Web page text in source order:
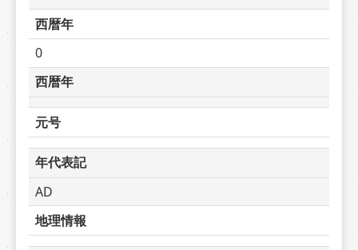
西暦年
0
西暦年
元号
年代表記
AD
地理情報